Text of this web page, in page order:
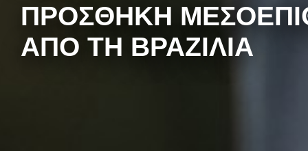
ΠΡΟΣΘΉΚΗ
ΑΠΌ ΤΗ ΒΡΑΖΙΛΊΑ